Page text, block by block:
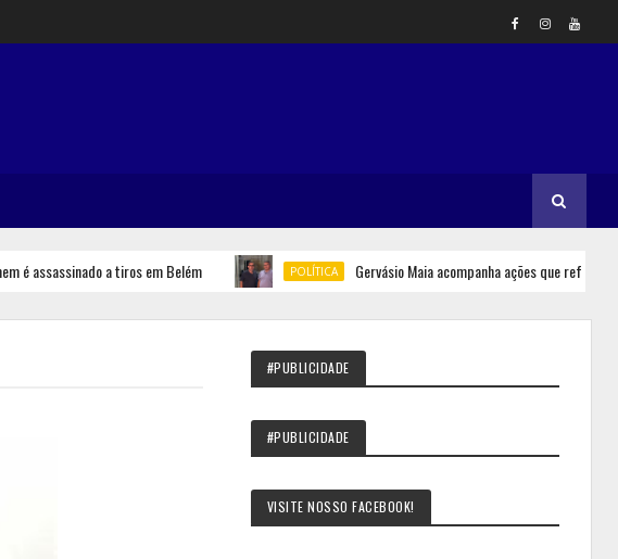
a tiros em Belém POLÍTICA Gervásio Maia acompanha ações que reforçam
#PUBLICIDADE
#PUBLICIDADE
VISITE NOSSO FACEBOOK!